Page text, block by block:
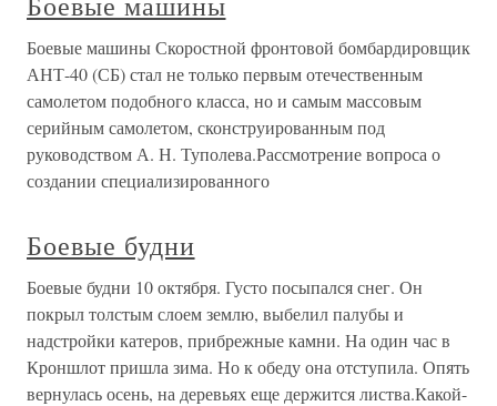
Боевые машины Скоростной фронтовой бомбардировщик
АНТ-40 (СБ) стал не только первым отечественным
самолетом подобного класса, но и самым массовым
серийным самолетом, сконструированным под
руководством А. Н. Туполева.Рассмотрение вопроса о
создании специализированного
Боевые будни
Боевые будни 10 октября. Густо посыпался снег. Он
покрыл толстым слоем землю, выбелил палубы и
надстройки катеров, прибрежные камни. На один час в
Кроншлот пришла зима. Но к обеду она отступила. Опять
вернулась осень, на деревьях еще держится листва.Какой-